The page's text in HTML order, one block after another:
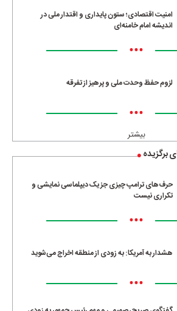
امنیت اقتصادی؛ ستون پایداری و اقتدار ملی در
اندیشه امام خامنه‌ای
•••
لزوم حفظ وحدت ملی و پرهیز از تفرقه
•••
بیشتر
برگزیده
حرف‌های ترامپ چیزی جز یک دیپلماسی نمایشی و
تکراری نیست
•••
هشدار به آمریکا: به زودی از منطقه اخراج می‌شوید
•••